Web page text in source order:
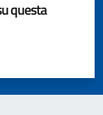
questa